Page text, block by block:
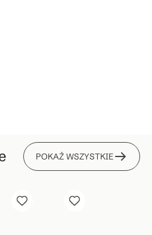
POKAŻ WSZYSTKIE